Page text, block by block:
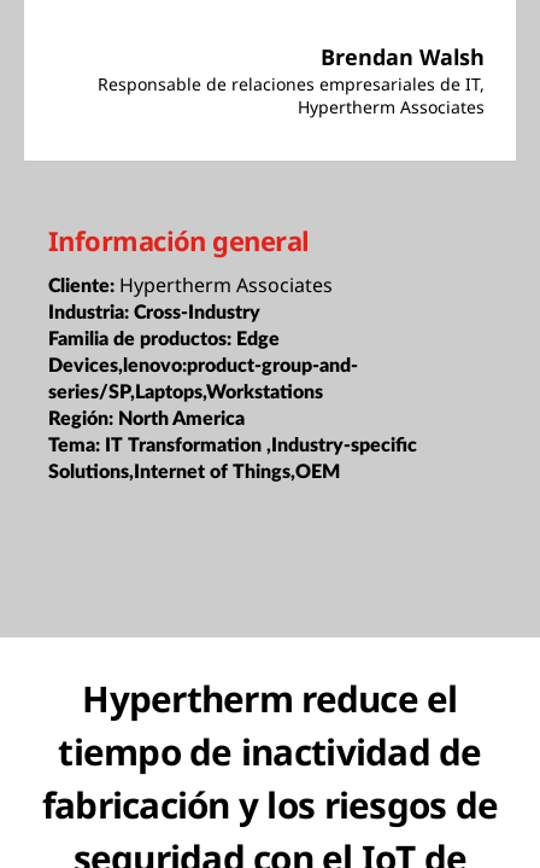
Brendan Walsh
Responsable de relaciones empresariales de IT,
Hypertherm Associates
Información general
Cliente: Hypertherm Associates
Industria: Cross-Industry
Familia de productos: Edge
Devices,lenovo:product-group-and-
series/SP,Laptops,Workstations
Región: North America
Tema: IT Transformation ,Industry-specific
Solutions,Internet of Things,OEM
Hypertherm reduce el
tiempo de inactividad de
fabricación y los riesgos de
seguridad con el IoT de